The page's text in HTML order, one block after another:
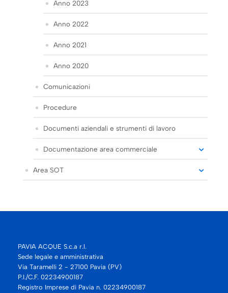
Anno 2023
Anno 2022
Anno 2021
Anno 2020
Comunicazioni
Procedure
Documenti aziendali e strumenti di lavoro
Documentazione area commerciale
Area SOT
PAVIA ACQUE S.c.a r.l.
Sede legale e amministrativa
Via Taramelli 2 - 27100 Pavia (PV)
P.I./C.F. 02234900187
Registro Imprese di Pavia n. 02234900187